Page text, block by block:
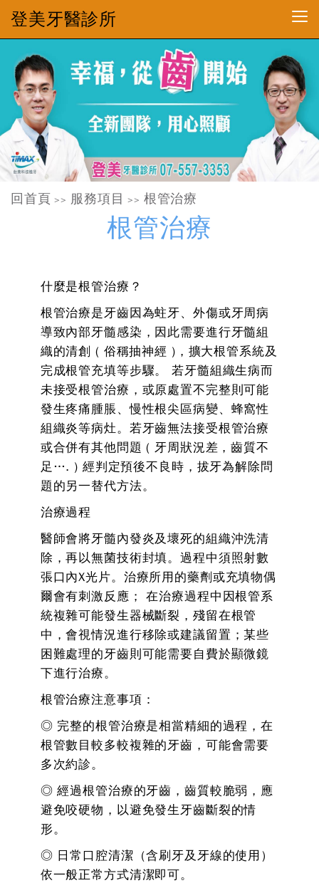
登美牙醫診所
回首頁 >> 服務項目 >> 根管治療
根管治療
什麼是根管治療？
根管治療是牙齒因為蛀牙、外傷或牙周病
導致內部牙髓感染，因此需要進行牙髓組
織的清創 ( 俗稱抽神經 )，擴大根管系統及
完成根管充填等步驟。 若牙髓組織生病而
未接受根管治療，或原處置不完整則可能
發生疼痛腫脹、慢性根尖區病變、蜂窩性
組織炎等病灶。若牙齒無法接受根管治療
或合併有其他問題 ( 牙周狀況差，齒質不
足…. ) 經判定預後不良時，拔牙為解除問
題的另一替代方法。
治療過程
醫師會將牙髓內發炎及壞死的組織沖洗清
除，再以無菌技術封填。過程中須照射數
張口內X光片。治療所用的藥劑或充填物偶
爾會有刺激反應； 在治療過程中因根管系
統複雜可能發生器械斷裂，殘留在根管
中，會視情況進行移除或建議留置；某些
困難處理的牙齒則可能需要自費於顯微鏡
下進行治療。
根管治療注意事項：
◎ 完整的根管治療是相當精細的過程，在
根管數目較多較複雜的牙齒，可能會需要
多次約診。
◎ 經過根管治療的牙齒，齒質較脆弱，應
避免咬硬物，以避免發生牙齒斷裂的情
形。
◎ 日常口腔清潔（含刷牙及牙線的使用）
依一般正常方式清潔即可。